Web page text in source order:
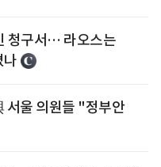
청구서… 라오스는
나
서울 의원들 "정부안